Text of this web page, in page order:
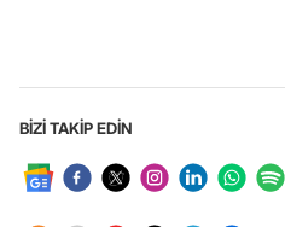
BİZİ TAKİP EDİN